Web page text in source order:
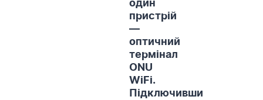
один
пристрій
—
оптичний
термінал
ONU
WiFi.
Підключивши